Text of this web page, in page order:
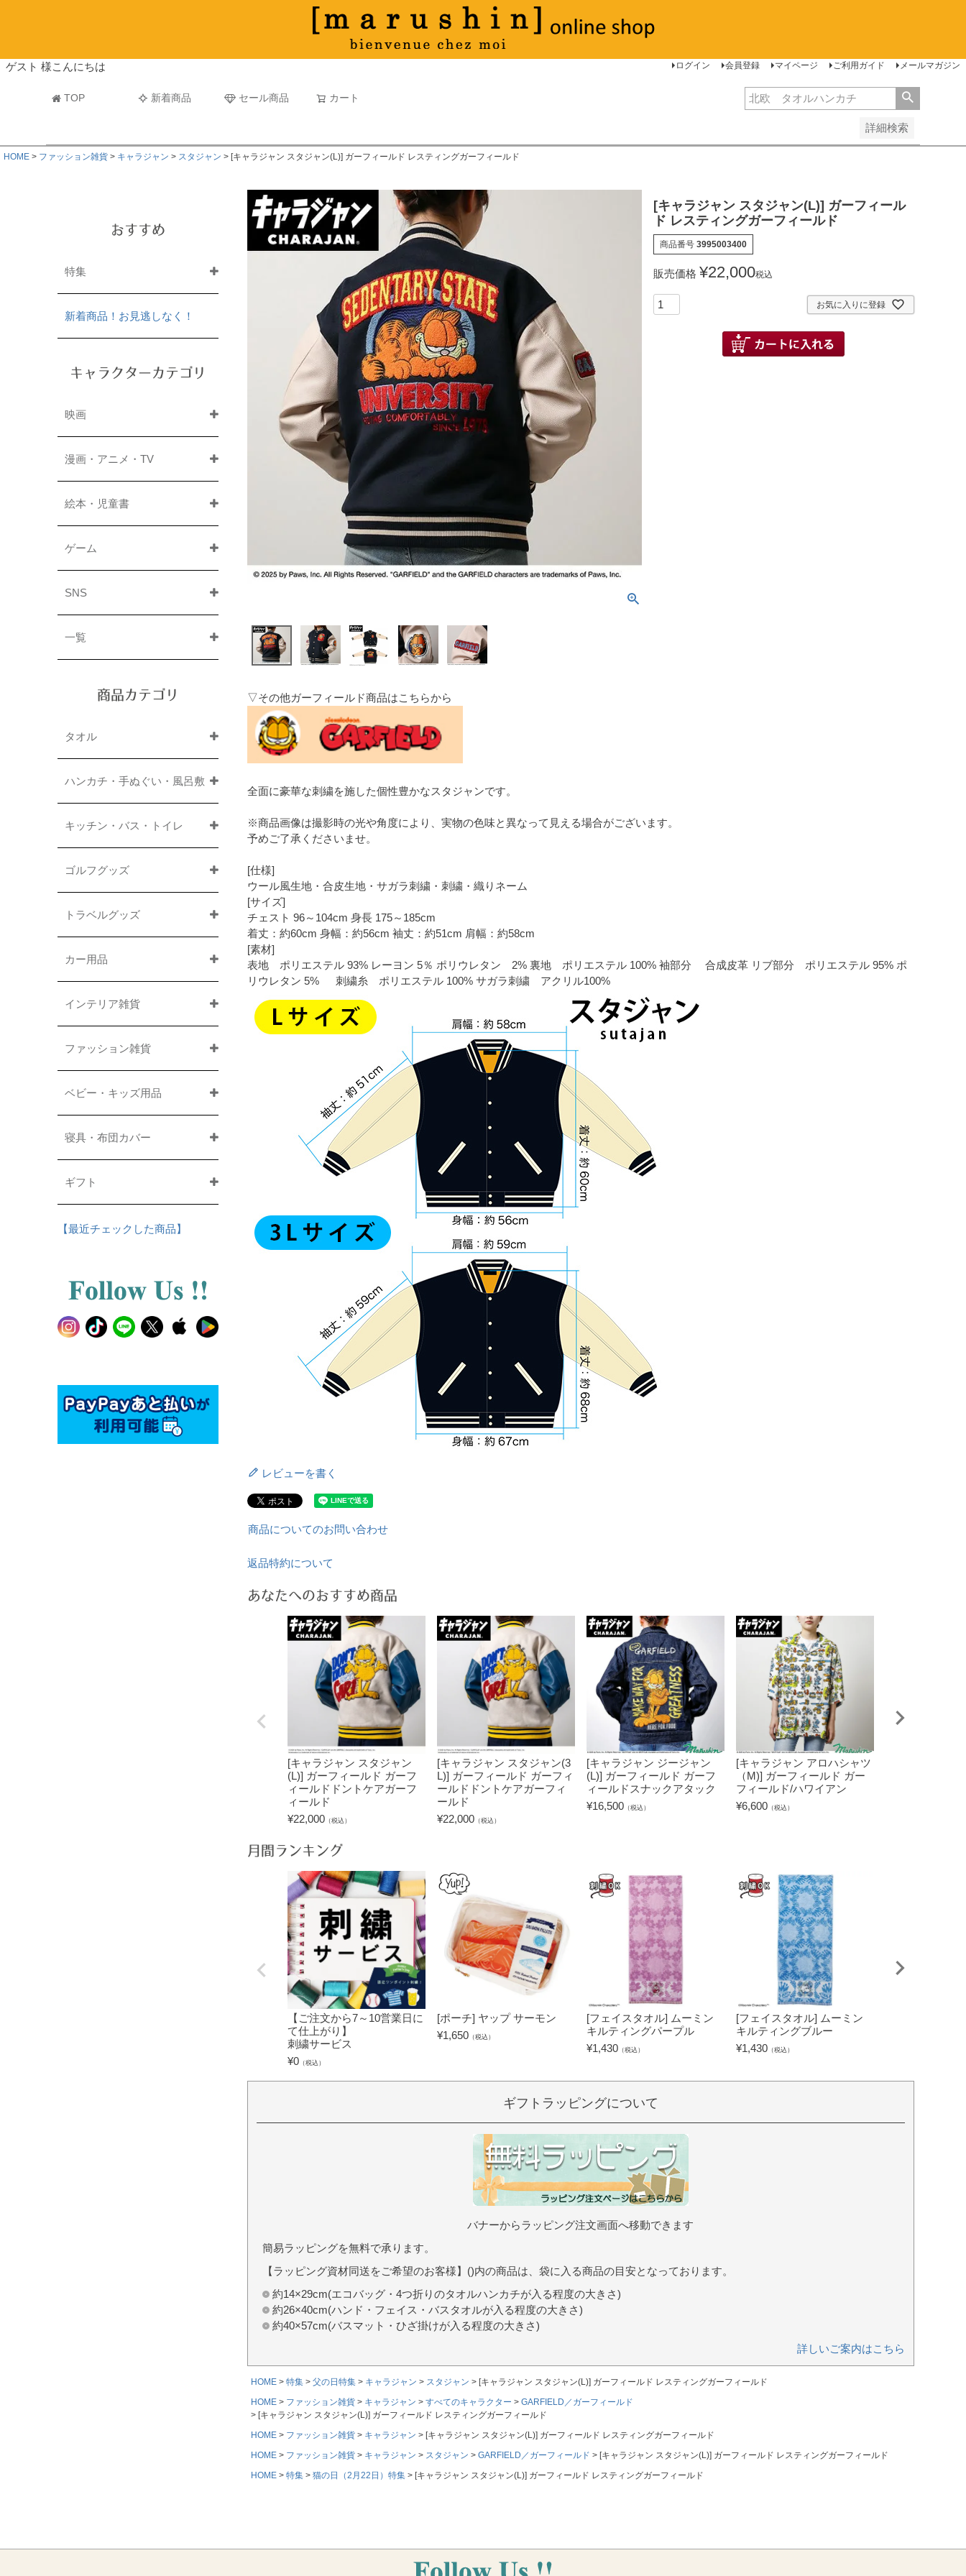
ゲスト 様こんにちは ログイン 会員登録 マイページ ご利用ガイド メールマガジン
TOP 新着商品 セール商品 カート
詳細検索
マフラータオル
並び順
新着順
古い順 価格が安い順
HOME ファッション雑貨 キャラジャン スタジャン [キャラジャン スタジャン(L)] ガーフィールド レスティングガーフィールド
おすすめ
特集
新着商品！お見逃しなく！
キャラクターカテゴリ
映画
漫画・アニメ・TV
絵本・児童書
ゲーム
SNS
一覧
商品カテゴリ
タオル
ハンカチ・手ぬぐい・風呂敷
キッチン・バス・トイレ
ゴルフグッズ
トラベルグッズ
カー用品
インテリア雑貨
ファッション雑貨
ベビー・キッズ用品
寝具・布団カバー
ギフト
【最近チェックした商品】
[キャラジャン スタジャン(L)] ガーフィール
ド レスティングガーフィールド
商品番号 3995003400
販売価格 ¥22,000税込
お気に入りに登録
▽その他ガーフィールド商品はこちらから
全面に豪華な刺繍を施した個性豊かなスタジャンです。
※商品画像は撮影時の光や角度により、実物の色味と異なって見える場合がございます。
予めご了承くださいませ。
[仕様]
ウール風生地・合皮生地・サガラ刺繍・刺繍・織りネーム
[サイズ]
チェスト 96～104cm 身長 175～185cm
着丈：約60cm 身幅：約56cm 袖丈：約51cm 肩幅：約58cm
[素材]
表地 ポリエステル 93% レーヨン 5％ ポリウレタン 2% 裏地 ポリエステル 100% 袖部分 合成皮革 リブ部分 ポリエステル 95% ポ
リウレタン 5% 刺繍糸 ポリエステル 100% サガラ刺繍 アクリル100%
レビューを書く
商品についてのお問い合わせ
返品特約について
あなたへのおすすめ商品
[キャラジャン スタジャン
(L)] ガーフィールド ガーフ
ィールドドントケアガーフ
ィールド
¥22,000 （税込）
[キャラジャン スタジャン(3
L)] ガーフィールド ガーフィ
ールドドントケアガーフィ
ールド
¥22,000 （税込）
[キャラジャン ジージャン
(L)] ガーフィールド ガーフ
ィールドスナックアタック
¥16,500 （税込）
[キャラジャン アロハシャツ
（M)] ガーフィールド ガー
フィールド/ハワイアン
¥6,600 （税込）
月間ランキング
【ご注文から7～10営業日に
て仕上がり】
刺繍サービス
¥0 （税込）
[ポーチ] ヤップ サーモン
¥1,650 （税込）
[フェイスタオル] ムーミン
キルティングパープル
¥1,430 （税込）
[フェイスタオル] ムーミン
キルティングブルー
¥1,430 （税込）
ギフトラッピングについて
バナーからラッピング注文画面へ移動できます
簡易ラッピングを無料で承ります。
【ラッピング資材同送をご希望のお客様】()内の商品は、袋に入る商品の目安となっております。
約14×29cm(エコバッグ・4つ折りのタオルハンカチが入る程度の大きさ)
約26×40cm(ハンド・フェイス・バスタオルが入る程度の大きさ)
約40×57cm(バスマット・ひざ掛けが入る程度の大きさ)
詳しいご案内はこちら
HOME 特集 父の日特集 キャラジャン スタジャン
[キャラジャン スタジャン(L)] ガーフィールド レスティングガーフィールド
HOME
ファッション雑貨 キャラジャン すべてのキャラクター
GARFIELD／ガーフィールド
[キャラジャン スタジャン(L)] ガーフィールド レスティングガーフィールド
HOME
ファッション雑貨 キャラジャン
[キャラジャン スタジャン(L)] ガーフィールド レスティングガーフィールド
HOME
ファッション雑貨 キャラジャン スタジャン GARFIELD／ガーフィールド
[キャラジャン スタジャン(L)] ガーフィールド レスティングガーフィールド
HOME
特集 猫の日（2月22日）特集 [キャラジャン スタジャン(L)] ガーフィールド レスティングガーフィールド